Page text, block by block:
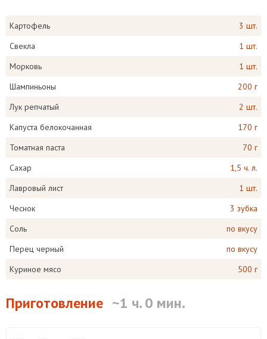
Картофель
3 шт.
Свекла
1 шт.
Морковь
1 шт.
Шампиньоны
200 г
Лук репчатый
2 шт.
Капуста белокочанная
170 г
Томатная паста
70 г
Сахар
1,5 ч. л.
Лавровый лист
1 шт.
Чеснок
3 зубка
Соль
по вкусу
Перец черный
по вкусу
Куриное мясо
500 г
Приготовление ~1 ч. 0 мин.